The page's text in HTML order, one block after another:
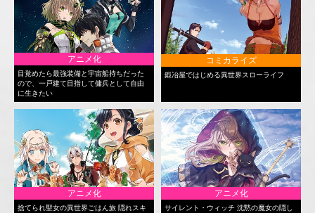
アニメ化
目覚めたら最強装備と宇宙船持ちだった
ので、一戸建て目指して傭兵として自由
に生きたい
コミカライズ
鍛冶屋ではじめる異世界スローライフ
アニメ化
捨てられ聖女の異世界ごはん旅 隠れスキ
アニメ化
サイレント・ウィッチ 沈黙の魔女の隠し